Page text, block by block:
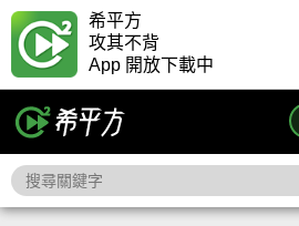
希平方
攻其不背
App 開放下載中